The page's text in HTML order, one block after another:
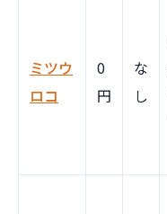
ミツウ
ロコ
0
円
な
し